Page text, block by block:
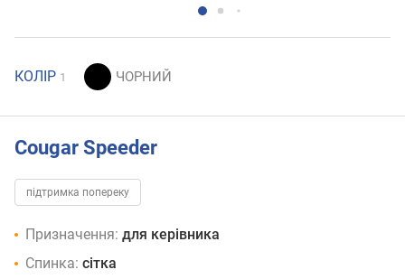
КОЛІР 1
Cougar Speeder
підтримка попереку
Призначення: для керівника
Спинка: сітка